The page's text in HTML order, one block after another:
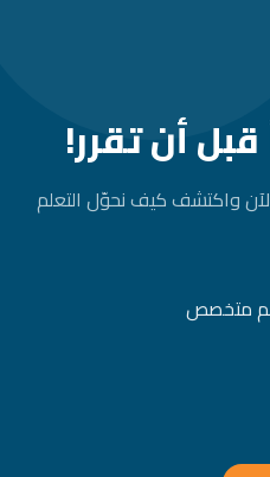
أن تقرر!
واكتشف كيف نحوّل التعلم
متخصص